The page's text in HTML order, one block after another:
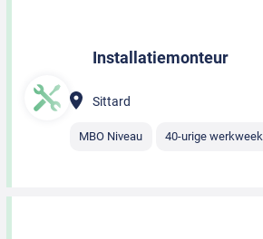
Installatiemonteur
Sittard
MBO Niveau 40-urige werkweek